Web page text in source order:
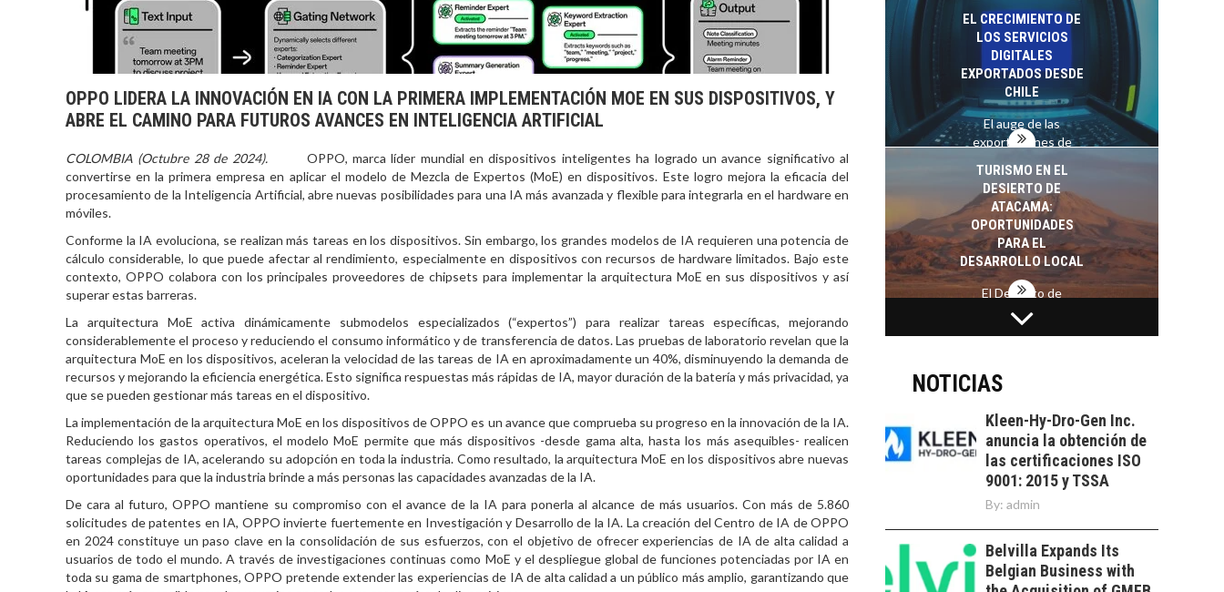
OPPO LIDERA LA INNOVACIÓN EN IA CON LA PRIMERA IMPLEMENTACIÓN MOE EN SUS DISPOSITIVOS, Y
ABRE EL CAMINO PARA FUTUROS AVANCES EN INTELIGENCIA ARTIFICIAL
COLOMBIA (Octubre 28 de 2024). OPPO, marca líder mundial en dispositivos inteligentes ha logrado un avance significativo al
convertirse en la primera empresa en aplicar el modelo de Mezcla de Expertos (MoE) en dispositivos. Este logro mejora la eficacia del
procesamiento de la Inteligencia Artificial, abre nuevas posibilidades para una IA más avanzada y flexible para integrarla en el hardware en
móviles.
Conforme la IA evoluciona, se realizan más tareas en los dispositivos. Sin embargo, los grandes modelos de IA requieren una potencia de
cálculo considerable, lo que puede afectar al rendimiento, especialmente en dispositivos con recursos de hardware limitados. Bajo este
contexto, OPPO colabora con los principales proveedores de chipsets para implementar la arquitectura MoE en sus dispositivos y así
superar estas barreras.
La arquitectura MoE activa dinámicamente submodelos especializados (“expertos”) para realizar tareas específicas, mejorando
considerablemente el proceso y reduciendo el consumo informático y de transferencia de datos. Las pruebas de laboratorio revelan que la
arquitectura MoE en los dispositivos, aceleran la velocidad de las tareas de IA en aproximadamente un 40%, disminuyendo la demanda de
recursos y mejorando la eficiencia energética. Esto significa respuestas más rápidas de IA, mayor duración de la batería y más privacidad, ya
que se pueden gestionar más tareas en el dispositivo.
La implementación de la arquitectura MoE en los dispositivos de OPPO es un avance que comprueba su progreso en la innovación de la IA.
Reduciendo los gastos operativos, el modelo MoE permite que más dispositivos -desde gama alta, hasta los más asequibles- realicen
tareas complejas de IA, acelerando su adopción en toda la industria. Como resultado, la arquitectura MoE en los dispositivos abre nuevas
oportunidades para que la industria brinde a más personas las capacidades avanzadas de la IA.
De cara al futuro, OPPO mantiene su compromiso con el avance de la IA para ponerla al alcance de más usuarios. Con más de 5.860
solicitudes de patentes en IA, OPPO invierte fuertemente en Investigación y Desarrollo de la IA. La creación del Centro de IA de OPPO
en 2024 constituye un paso clave en la consolidación de sus esfuerzos, con el objetivo de ofrecer experiencias de IA de alta calidad a
usuarios de todo el mundo. A través de investigaciones continuas como MoE y el despliegue global de funciones potenciadas por IA en
toda su gama de smartphones, OPPO pretende extender las experiencias de IA de alta calidad a un público más amplio, garantizando que
pymes en Chile:
alternativas que
trascienden el
crédito…
EL CRECIMIENTO DE
LOS SERVICIOS
DIGITALES
EXPORTADOS DESDE
CHILE
El auge de las
exportaciones de
Chile:…
TURISMO EN EL
DESIERTO DE
ATACAMA:
OPORTUNIDADES
PARA EL
DESARROLLO LOCAL
El Desierto de
Atacama: Motor
Estratégico para el
LA INDUSTRIA
MINERA CHILENA
SOSTENIBILIDAD
Minería chilena: un
pilar estratégico ante
el reto ineludible de…
CAPITAL DE RIESGO
EN CHILE:
OPORTUNIDADES
PARA STARTUPS Y
NUEVOS NEGOCIOS
Capital de riesgo en
NOTICIAS
Kleen-Hy-Dro-Gen Inc.
anuncia la obtención de
las certificaciones ISO
9001: 2015 y TSSA
By: admin
Belvilla Expands Its
Belgian Business with